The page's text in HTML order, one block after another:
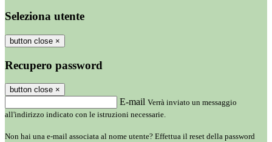
Seleziona utente
button close ×
Recupero password
button close ×
E-mail Verrà inviato un messaggio
all'indirizzo indicato con le istruzioni necessarie.
Non hai una e-mail associata al nome utente? Effettua il reset della password